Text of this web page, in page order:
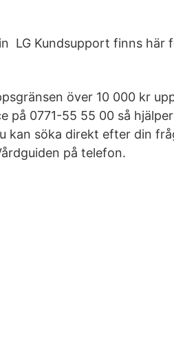
LG Kundsupport finns här
över 10 000 kr
på 0771-55 55 00 så
kan söka direkt efter din
på telefon.